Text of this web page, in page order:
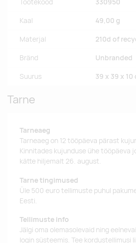
Tootekood 330950
Kaal 49,00 g
Materjal 210d of
Bränd Unbranded
Suurus 39 x 39 x 10
Tarne
Tarneaeg
Tarneaeg on 12 tööpäeva pärast
Kinnitades kujunduse ühe tööpäeva
kätte hiljemalt 26. august.
Tarne tingimused
Üle 500 euro tellimuste puhul
Eesti.
Tellimuste info
Jälgi oma olemasolevaid ning
login süsteemis. Tee kordustellimusi